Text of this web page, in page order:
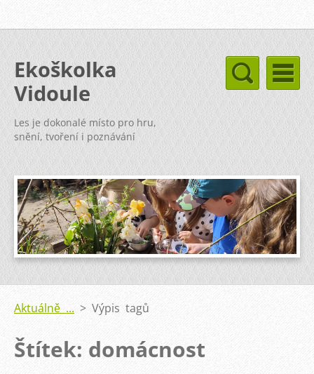
Ekoškolka
Vidoule
Les je dokonalé místo pro hru,
snění, tvoření i poznávání
Aktuálně ... > Výpis tagů
Štítek: domácnost